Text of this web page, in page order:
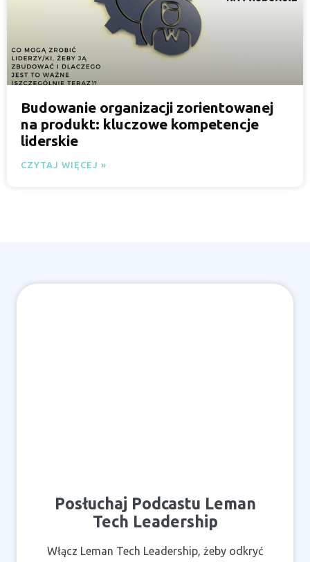
Budowanie organizacji zorientowanej
na produkt: kluczowe kompetencje
liderskie
CZYTAJ WIĘCEJ »
Posłuchaj Podcastu Leman
Tech Leadership
Włącz Leman Tech Leadership, żeby odkryć